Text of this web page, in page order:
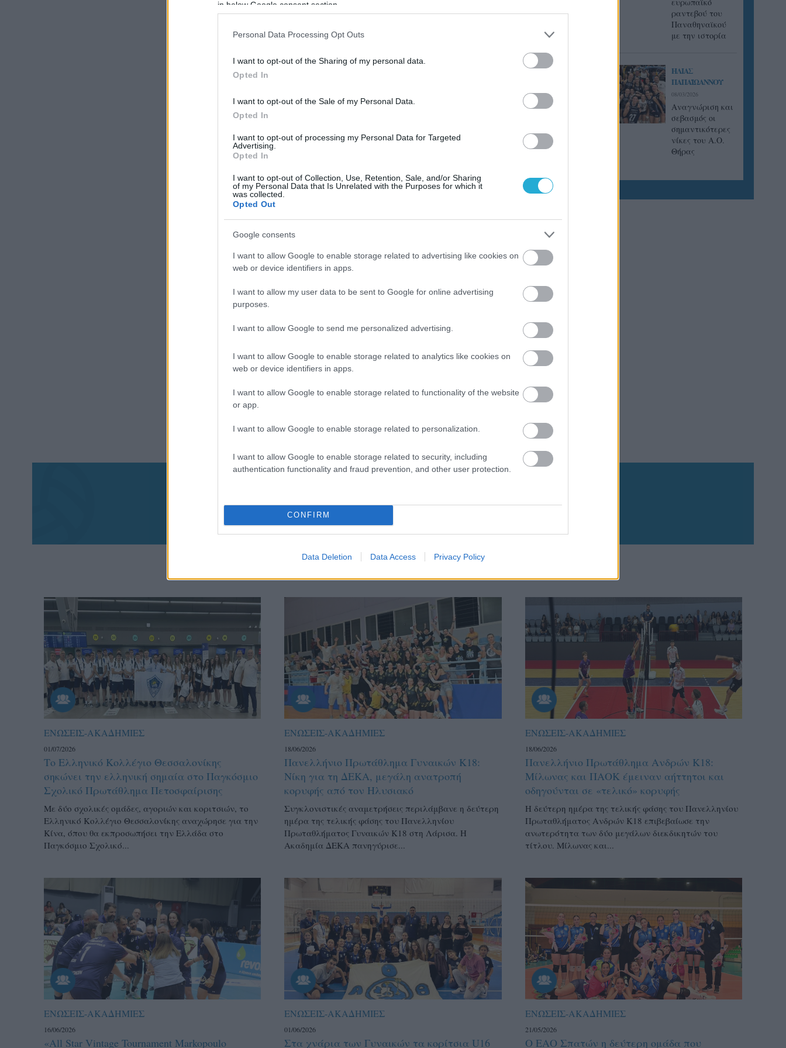
in below Google consent section.
Personal Data Processing Opt Outs
I want to opt-out of the Sharing of my personal data.
Opted In
I want to opt-out of the Sale of my Personal Data.
Opted In
I want to opt-out of processing my Personal Data for Targeted
Advertising.
Opted In
I want to opt-out of Collection, Use, Retention, Sale, and/or Sharing
of my Personal Data that Is Unrelated with the Purposes for which it
was collected.
Opted Out
Google consents
I want to allow Google to enable storage related to advertising like cookies on
web or device identifiers in apps.
I want to allow my user data to be sent to Google for online advertising
purposes.
I want to allow Google to send me personalized advertising.
I want to allow Google to enable storage related to analytics like cookies on
web or device identifiers in apps.
I want to allow Google to enable storage related to functionality of the website
or app.
I want to allow Google to enable storage related to personalization.
I want to allow Google to enable storage related to security, including
authentication functionality and fraud prevention, and other user protection.
CONFIRM
Data Deletion Data Access Privacy Policy
ραντεβού του
Παναθηναϊκού
με την ιστορία
ΗΛΙΑΣ
ΠΑΠΑΪΩΑΝΝΟΥ
08/03/2026
Αναγνώριση και
σεβασμός οι
σημαντικότερες
νίκες του Α.Ο.
Θήρας
παντού…
ΕΝΩΣΕΙΣ-ΑΚΑΔΗΜΙΕΣ
01/07/2026
Το Ελληνικό Κολλέγιο Θεσσαλονίκης
σηκώνει την ελληνική σημαία στο Παγκόσμιο
Σχολικό Πρωτάθλημα Πετοσφαίρισης
Με δύο σχολικές ομάδες, αγοριών και κοριτσιών, το
Ελληνικό Κολλέγιο Θεσσαλονίκης αναχώρησε για την
Κίνα, όπου θα εκπροσωπήσει την Ελλάδα στο
Παγκόσμιο Σχολικό...
ΕΝΩΣΕΙΣ-ΑΚΑΔΗΜΙΕΣ
18/06/2026
Πανελλήνιο Πρωτάθλημα Γυναικών Κ18:
Νίκη για τη ΔΕΚΑ, μεγάλη ανατροπή
κορυφής από τον Ηλυσιακό
Συγκλονιστικές αναμετρήσεις περιλάμβανε η δεύτερη
ημέρα της τελικής φάσης του Πανελληνίου
Πρωταθλήματος Γυναικών Κ18 στη Λάρισα. Η
Ακαδημία ΔΕΚΑ πανηγύρισε...
ΕΝΩΣΕΙΣ-ΑΚΑΔΗΜΙΕΣ
18/06/2026
Πανελλήνιο Πρωτάθλημα Ανδρών Κ18:
Μίλωνας και ΠΑΟΚ έμειναν αήττητοι και
οδηγούνται σε «τελικό» κορυφής
Η δεύτερη ημέρα της τελικής φάσης του Πανελληνίου
Πρωταθλήματος Ανδρών Κ18 επιβεβαίωσε την
ανωτερότητα των δύο μεγάλων διεκδικητών του
τίτλου. Μίλωνας και...
ΕΝΩΣΕΙΣ-ΑΚΑΔΗΜΙΕΣ
16/06/2026
«All Star Vintage Tournament Markopoulo
ΕΝΩΣΕΙΣ-ΑΚΑΔΗΜΙΕΣ
01/06/2026
Στα χνάρια των Γυναικών τα κορίτσια U16
ΕΝΩΣΕΙΣ-ΑΚΑΔΗΜΙΕΣ
21/05/2026
Ο ΕΑΟ Σπατών η δεύτερη ομάδα που